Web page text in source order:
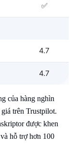
✅
4.7
4.7
của hàng nghìn
trên Trustpilot.
được khen
hỗ trợ hơn 100